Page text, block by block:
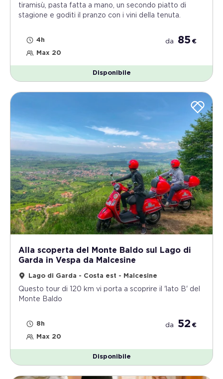
tiramisù, pasta fatta a mano, un secondo piatto di
stagione e goditi il pranzo con i vini della tenuta.
4h
Max 20
da 85 €
Disponibile
Alla scoperta del Monte Baldo sul Lago di
Garda in Vespa da Malcesine
Lago di Garda - Costa est - Malcesine
Questo tour di 120 km vi porta a scoprire il 'lato B' del
Monte Baldo
8h
Max 20
da 52 €
Disponibile